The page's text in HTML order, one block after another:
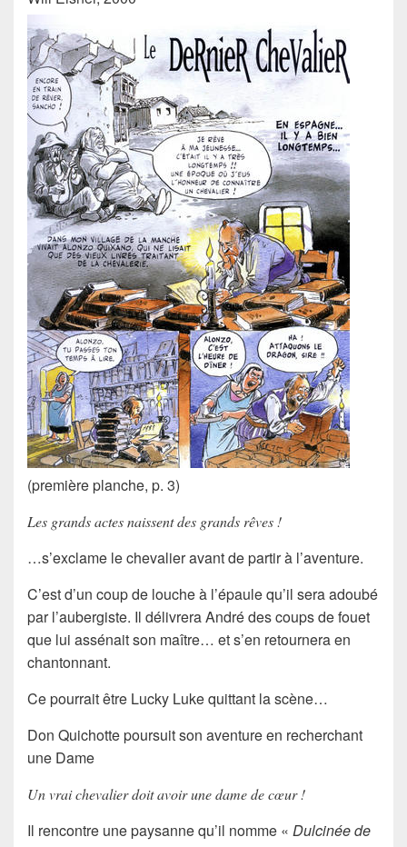
(première planche, p. 3)
Les grands actes naissent des grands rêves !
…s’exclame le chevalier avant de partir à l’aventure.
C’est d’un coup de louche à l’épaule qu’il sera adoubé
par l’aubergiste. Il délivreraAndrédes coups de fouet
que lui assénait son maître… et s’en retournera en
chantonnant.
Ce pourrait être Lucky Luke quittant la scène…
Don Quichotte poursuit son aventure en recherchant
une Dame
Un vrai chevalier doit avoir une dame de cœur !
Il rencontre unepaysannequ’il nomme « Dulcinée de